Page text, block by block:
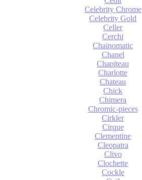
Celebrity Chrome
Celebrity Gold
Celler
Cerchi
Chainomatic
Chanel
Chapiteau
Charlotte
Chateau
Chick
Chimera
Chromic-pieces
Cirkler
Cirque
Clementine
Cleopatra
Clivo
Clochette
Cockle